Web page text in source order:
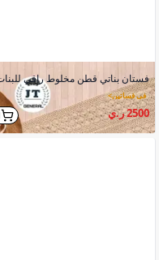
فستان بناتي قطن مخلوط راقي
في فساتين>
2500 ر.ي